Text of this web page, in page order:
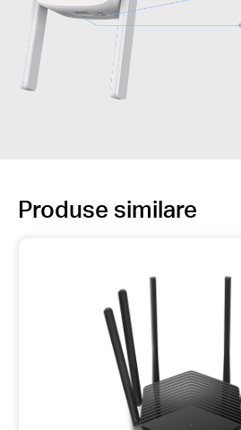
Produse similare